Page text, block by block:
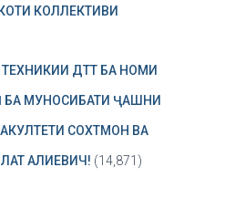
КОЛЛЕКТИВИ
ДТТ БА НОМИ
МУНОСИБАТИ ҶАШНИ
СОХТМОН ВА
АЛИЕВИЧ! (14,871)